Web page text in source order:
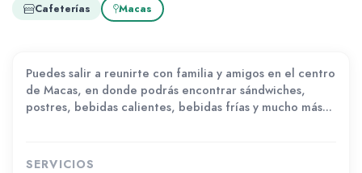
Cafeterías Macas
Puedes salir a reunirte con familia y amigos en el centro
de Macas, en donde podrás encontrar sándwiches,
postres, bebidas calientes, bebidas frías y mucho más...
SERVICIOS